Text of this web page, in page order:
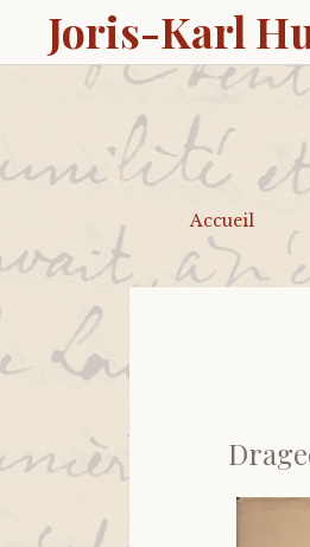
Joris-Karl
Accueil